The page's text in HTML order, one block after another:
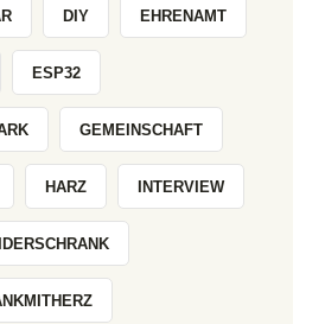
DIY EHRENAMT
ESP32
GEMEINSCHAFT
HARZ INTERVIEW